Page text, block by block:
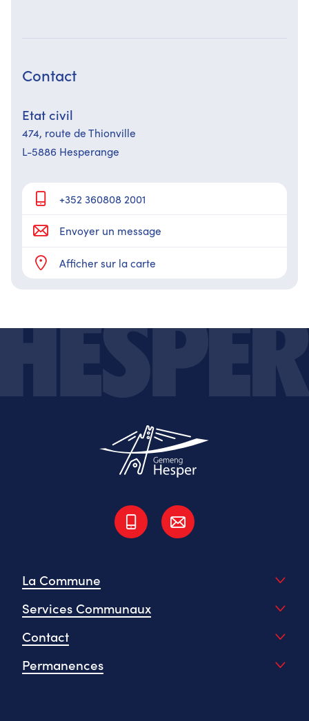
Contact
Etat civil
474,​ route de Thionville
L-5886 Hesperange
+352 360808 2001
Envoyer un message
Afficher sur la carte
La Commune
Services Communaux
Contact
Permanences